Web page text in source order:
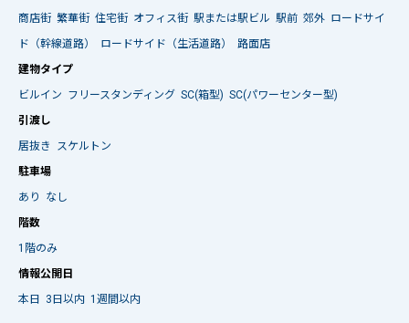
商店街 繁華街 住宅街 オフィス街 駅または駅ビル 駅前 郊外 ロードサイ
ド（幹線道路）
ロードサイド（生活道路）
路面店
建物タイプ
ビルイン フリースタンディング SC(箱型) SC(パワーセンター型)
引渡し
居抜き
スケルトン
駐車場
あり
なし
階数
1階のみ
情報公開日
本日 3日以内 1週間以内